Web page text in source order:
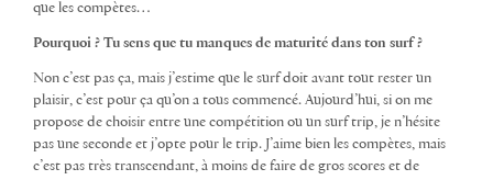
que les compètes…
Pourquoi ? Tu sens que tu manques de maturité dans ton surf ?
Non c’est pas ça, mais j’estime que le surf doit avant tout rester un
plaisir, c’est pour ça qu’on a tous commencé. Aujourd’hui, si on me
propose de choisir entre une compétition ou un surf trip, je n’hésite
pas une seconde et j’opte pour le trip. J’aime bien les compètes, mais
c’est pas très transcendant, à moins de faire de gros scores et de